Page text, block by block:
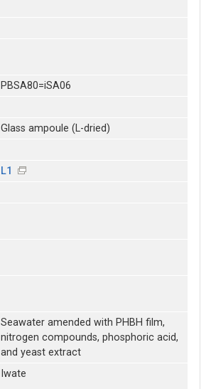
PBSA80=iSA06
Glass ampoule (L-dried)
L1
Seawater amended with PHBH film,
nitrogen compounds, phosphoric acid,
and yeast extract
Iwate